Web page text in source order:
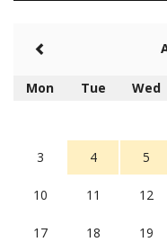
Mon Tue Wed
3 4 5
10 11 12
17 18 19